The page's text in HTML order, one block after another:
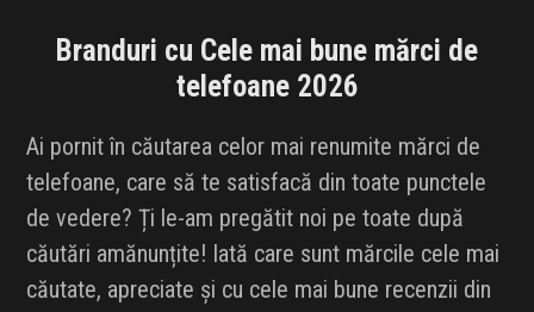
Branduri cu Cele mai bune mărci de
telefoane 2026
Ai pornit în căutarea celor mai renumite mărci de
telefoane, care să te satisfacă din toate punctele
de vedere? Ți le-am pregătit noi pe toate după
căutări amănunțite! Iată care sunt mărcile cele mai
căutate, apreciate și cu cele mai bune recenzii din